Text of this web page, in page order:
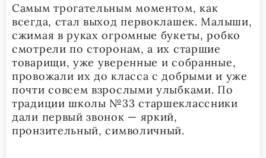
Самым трогательным моментом, как
всегда, стал выход первоклашек. Малыши,
сжимая в руках огромные букеты, робко
смотрели по сторонам, а их старшие
товарищи, уже уверенные и собранные,
провожали их до класса с добрыми и уже
почти совсем взрослыми улыбками. По
традиции школы №33 старшеклассники
дали первый звонок — яркий,
пронзительный, символичный.